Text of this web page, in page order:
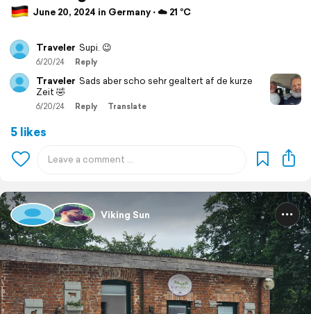
June 20, 2024 in Germany ⋅ ☁️ 21 °C
Traveler Supi. 😉
6/20/24 Reply
Traveler Sads aber scho sehr gealtert af de kurze
Zeit 🤣
6/20/24 Reply Translate
5 likes
Viking Sun